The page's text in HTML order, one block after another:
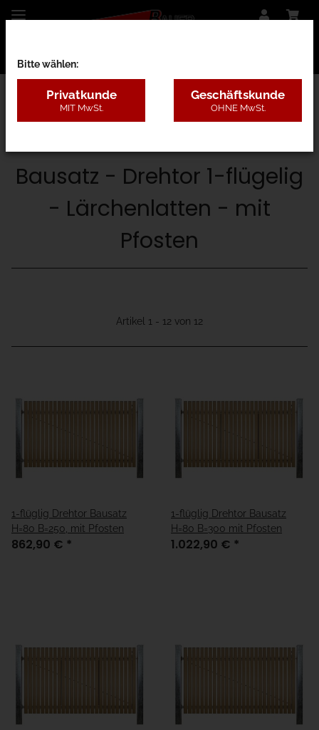
26A - Standard
Bausatz - Drehtor 1-flügelig
- Lärchenlatten - mit
Pfosten
Artikel 1 - 12 von 12
1-flüglig Drehtor Bausatz
H=80 B=250, mit Pfosten
862,90 € *
1-flüglig Drehtor Bausatz
H=80 B=300 mit Pfosten
1.022,90 € *
Bitte wählen:
Privatkunde
MIT MwSt.
Geschäftskunde
OHNE MwSt.